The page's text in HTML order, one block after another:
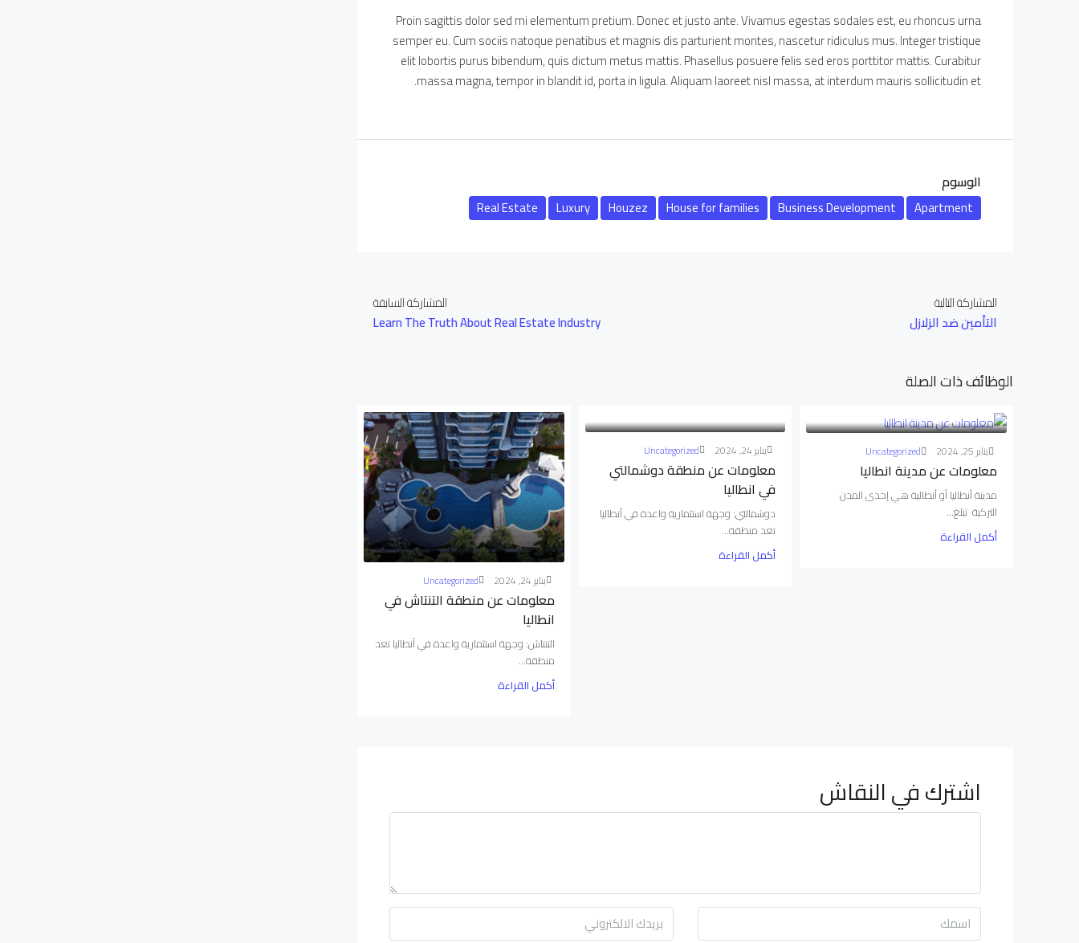
Proin sagittis dolor sed mi elementum pretium. Donec et justo ante. Vivamus egestas sodales est, eu rhoncus urna
semper eu. Cum sociis natoque penatibus et magnis dis parturient montes, nascetur ridiculus mus. Integer tristique
elit lobortis purus bibendum, quis dictum metus mattis. Phasellus posuere felis sed eros porttitor mattis. Curabitur
massa magna, tempor in blandit id, porta in ligula. Aliquam laoreet nisl massa, at interdum mauris sollicitudin et.
الوسوم
Apartment
Business Development
House for families
Houzez
Luxury
Real Estate
المشاركة السابقة
Learn The Truth About Real Estate Industry
المشاركة التالية
التأمين ضد الزلازل
الوظائف ذات الصلة
يناير 25, 2024 Uncategorized
معلومات عن مدينة انطاليا
مدينة أنطاليا أو أنطالية هي إحدى المدن
التركية تبلغ...
أكمل القراءة
يناير 24, 2024 Uncategorized
معلومات عن منطقة دوشمالتي
في انطاليا
دوشمالتي: وجهة استثمارية واعدة في أنطاليا
تعد منطقة...
أكمل القراءة
يناير 24, 2024 Uncategorized
معلومات عن منطقة التنتاش في
انطاليا
التنتاش: وجهة استثمارية واعدة في أنطاليا تعد
منطقة...
أكمل القراءة
اشترك في النقاش